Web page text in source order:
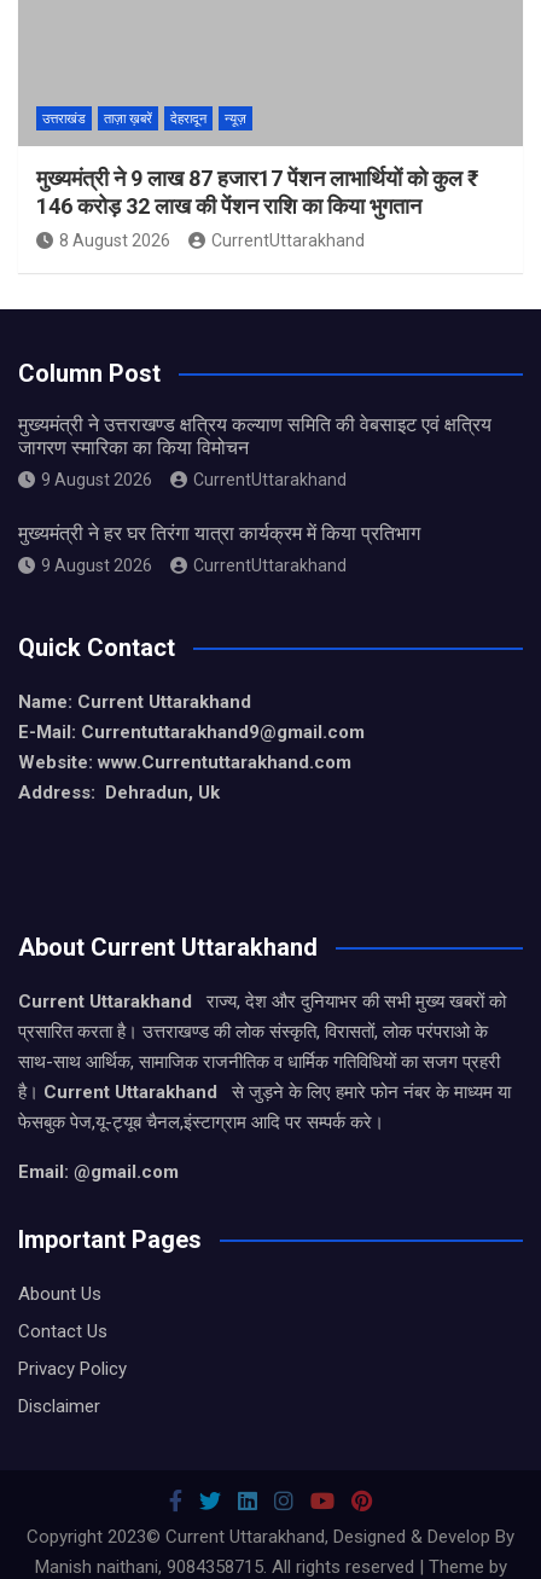
उत्तराखंड ताज़ा ख़बरें देहरादून न्यूज़
मुख्यमंत्री ने 9 लाख 87 हजार17 पेंशन लाभार्थियों को कुल ₹
146 करोड़ 32 लाख की पेंशन राशि का किया भुगतान
8 August 2026 CurrentUttarakhand
Column Post
मुख्यमंत्री ने उत्तराखण्ड क्षत्रिय कल्याण समिति की वेबसाइट एवं क्षत्रिय
जागरण स्मारिका का किया विमोचन
9 August 2026 CurrentUttarakhand
मुख्यमंत्री ने हर घर तिरंगा यात्रा कार्यक्रम में किया प्रतिभाग
9 August 2026 CurrentUttarakhand
Quick Contact
Name: Current Uttarakhand
E-Mail: Currentuttarakhand9@gmail.com
Website: www.Currentuttarakhand.com
Address: Dehradun, Uk
About Current Uttarakhand
Current Uttarakhand
राज्य, देश और दुनियाभर की सभी मुख्य खबरों को
प्रसारित करता है। उत्तराखण्ड की लोक संस्कृति, विरासतों, लोक परंपराओ के
साथ-साथ आर्थिक, सामाजिक राजनीतिक व धार्मिक गतिविधियों का सजग प्रहरी
है। Current Uttarakhand
से जुड़ने के लिए हमारे फोन नंबर के माध्यम या
फेसबुक पेज,यू-ट्यूब चैनल,इंस्टाग्राम आदि पर सम्पर्क करे।
Email: @gmail.com
Important Pages
Abount Us
Contact Us
Privacy Policy
Disclaimer
Copyright 2023© Current Uttarakhand, Designed & Develop By
Manish naithani, 9084358715. All rights reserved | Theme by